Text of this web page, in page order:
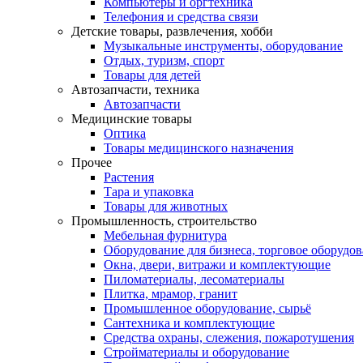
Телефония и средства связи
Детские товары, развлечения, хобби
Музыкальные инструменты, оборудование
Отдых, туризм, спорт
Товары для детей
Автозапчасти, техника
Автозапчасти
Медицинские товары
Оптика
Товары медицинского назначения
Прочее
Растения
Тара и упаковка
Товары для животных
Промышленность, строительство
Мебельная фурнитура
Оборудование для бизнеса, торговое
Окна, двери, витражи и комплектующие
Пиломатериалы, лесоматериалы
Плитка, мрамор, гранит
Промышленное оборудование, сырьё
Сантехника и комплектующие
Средства охраны, слежения, пожаротушения
Стройматериалы и оборудование